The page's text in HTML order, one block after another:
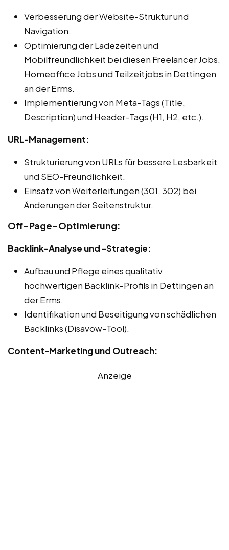
Verbesserung der Website-Struktur und
Navigation.
Optimierung der Ladezeiten und
Mobilfreundlichkeit bei diesen Freelancer Jobs,
Homeoffice Jobs und Teilzeitjobs in Dettingen
an der Erms.
Implementierung von Meta-Tags (Title,
Description) und Header-Tags (H1, H2, etc.).
URL-Management:
Strukturierung von URLs für bessere Lesbarkeit
und SEO-Freundlichkeit.
Einsatz von Weiterleitungen (301, 302) bei
Änderungen der Seitenstruktur.
Off-Page-Optimierung:
Backlink-Analyse und -Strategie:
Aufbau und Pflege eines qualitativ
hochwertigen Backlink-Profils in Dettingen an
der Erms.
Identifikation und Beseitigung von schädlichen
Backlinks (Disavow-Tool).
Content-Marketing und Outreach:
Anzeige